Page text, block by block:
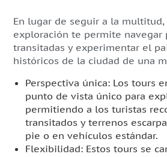
En lugar de seguir a la
exploración te permite navegar
transitadas y experimentar el
históricos de la ciudad de una
Perspectiva única: Los tours
punto de vista único para
permitiendo a los turistas
transitados y terrenos
pie o en vehículos estándar.
Flexibilidad: Estos tours se